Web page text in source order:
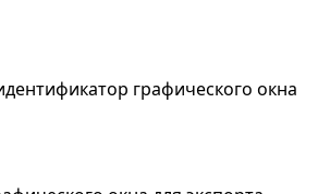
графического окна